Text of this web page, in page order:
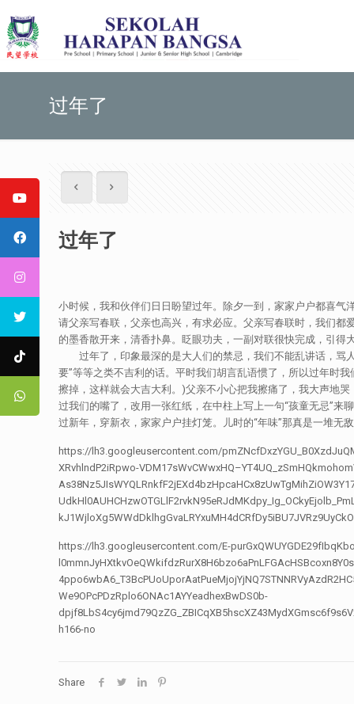
过年了
过年了
小时候，我和伙伴们日日盼望过年。除夕一到，家家户户都喜
请父亲写春联，父亲也高兴，有求必应。父亲写春联时，我们
的墨香散开来，清香扑鼻。眨眼功夫，一副对联很快完成，引
过年了，印象最深的是大人们的禁忌，我们不能乱讲话，骂人
要”等等之类不吉利的话。平时我们胡言乱语惯了，所以过年时
擦掉，这样就会大吉大利。)父亲不小心把我擦痛了，我大声地
过我们的嘴了，改用一张红纸，在中柱上写上一句“孩童无忌”来
过新年，穿新衣，家家户户挂灯笼。儿时的“年味”那真是一堆无
https://lh3.googleusercontent.com/
XRvhlndP2iRpwo-
https://lh3.googleusercontent.com/E-
We9OPcPDzRplo6ONAc1AYYeadhexBwDS0b-
h166-no
Share